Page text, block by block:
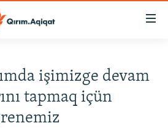
işimizge devam
tapmaq içün